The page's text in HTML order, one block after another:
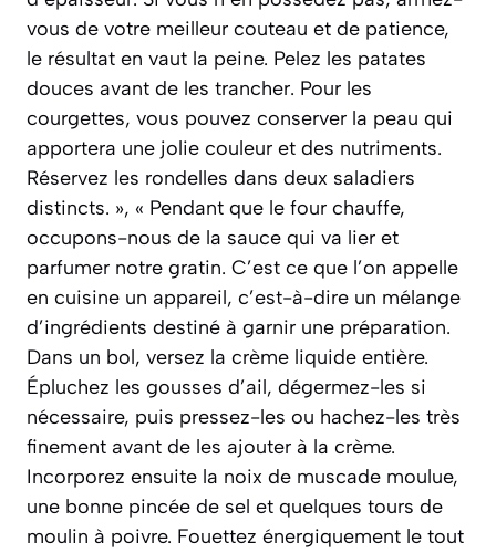
vous de votre meilleur couteau et de patience,
le résultat en vaut la peine. Pelez les patates
douces avant de les trancher. Pour les
courgettes, vous pouvez conserver la peau qui
apportera une jolie couleur et des nutriments.
Réservez les rondelles dans deux saladiers
distincts. », « Pendant que le four chauffe,
occupons-nous de la sauce qui va lier et
parfumer notre gratin. C’est ce que l’on appelle
en cuisine un appareil, c’est-à-dire un mélange
d’ingrédients destiné à garnir une préparation.
Dans un bol, versez la crème liquide entière.
Épluchez les gousses d’ail, dégermez-les si
nécessaire, puis pressez-les ou hachez-les très
finement avant de les ajouter à la crème.
Incorporez ensuite la noix de muscade moulue,
une bonne pincée de sel et quelques tours de
moulin à poivre. Fouettez énergiquement le tout